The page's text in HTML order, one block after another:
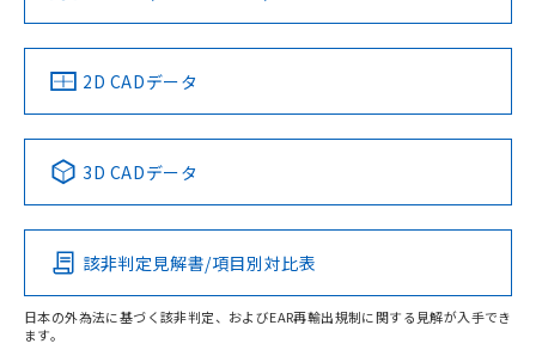
ソフトウェアの使用条件
中国 RoHS 注意事項・凡例
Pb Hg Cd Cr(VI)
O
2D CADデータ
3D CADデータ
該非判定見解書/項目別対比表
日本の外為法に基づく該非判定、およびEAR再輸出規制に関する見解が入手でき
ます。